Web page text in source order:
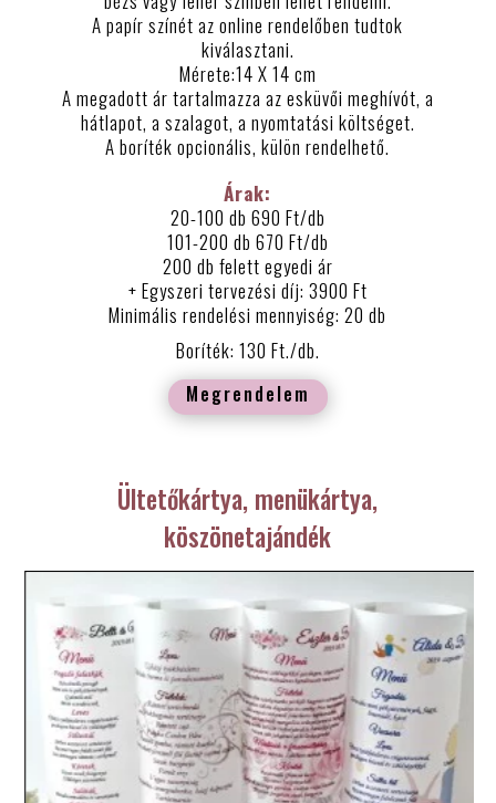
A papír színét az online rendelőben tudtok
kiválasztani.
Mérete:14 X 14 cm
A megadott ár tartalmazza az esküvői meghívót, a
hátlapot, a szalagot, a nyomtatási költséget.
A boríték opcionális, külön rendelhető.
Árak:
20-100 db 690 Ft/db
101-200 db 670 Ft/db
200 db felett egyedi ár
+ Egyszeri tervezési díj: 3900 Ft
Minimális rendelési mennyiség: 20 db
Boríték: 130 Ft./db.
Megrendelem
Ültetőkártya, menükártya,
köszönetajándék